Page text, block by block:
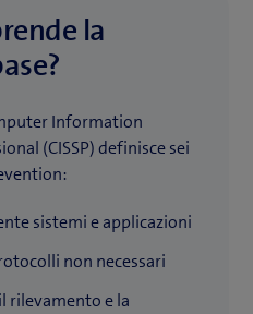
la
Information
(CISSP) definisce sei
sistemi e applicazioni
non necessari
rilevamento e la